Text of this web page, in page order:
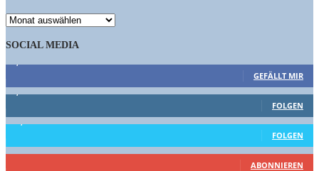
ARCHIV
SOCIAL MEDIA
GEFÄLLT MIR
1,662 Follower
FOLGEN
15,658 Follower
FOLGEN
461 Abonnenten
ABONNIEREN